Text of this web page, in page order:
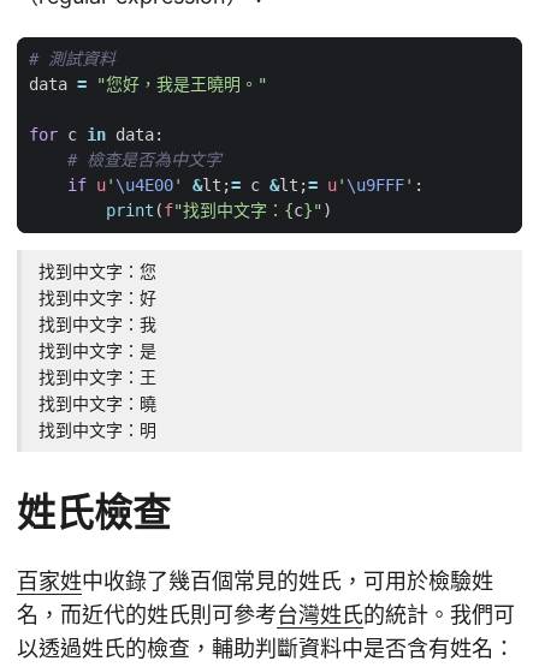
# 測試資料
data = "您好，我是王曉明。"
for c in data:
# 檢查是否為中文字
if u' \u4E00' &lt ;= c &lt ;= u' \u9FFF' :
print (f"找到中文字： {c}")
找到中文字：您
找到中文字：好
找到中文字：我
找到中文字：是
找到中文字：王
找到中文字：曉
找到中文字：明
姓氏檢查
百家姓中收錄了幾百個常見的姓氏，可用於檢驗姓
名，而近代的姓氏則可參考台灣姓氏的統計。我們可
以透過姓氏的檢查，輔助判斷資料中是否含有姓名：